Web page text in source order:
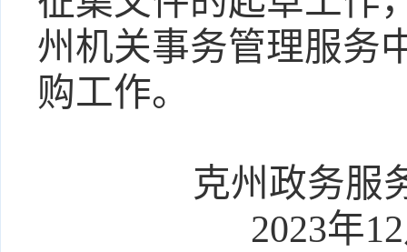
州机关事务管理服务
购工作。
克州政务服
2023年12